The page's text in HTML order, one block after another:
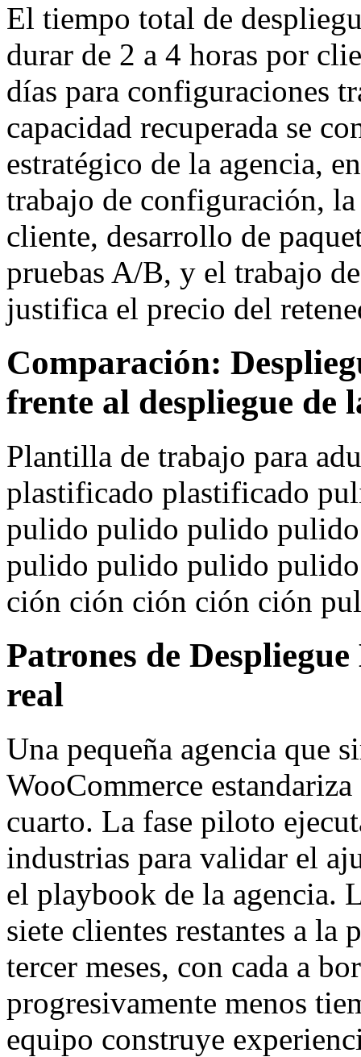
El tiempo total de
durar de 2 a 4 horas por
días para configuraciones
capacidad recuperada se
estratégico de la agencia,
trabajo de configuración, la
cliente, desarrollo de
pruebas A/B, y el trabajo
justifica el precio del
Comparación:
frente al despliegue de
Plantilla de trabajo para
plastificado plastificado
pulido pulido pulido
pulido pulido pulido
ción ción ción ción ción
Patrones de
real
Una pequeña agencia que
WooCommerce
cuarto. La fase piloto
industrias para validar el
el playbook de la agencia.
siete clientes restantes a la
tercer meses, con cada a
progresivamente menos
equipo construye